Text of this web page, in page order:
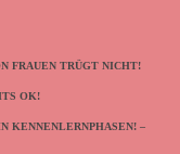
FRAUEN TRÜGT NICHT!
OK!
KENNENLERNPHASEN! –